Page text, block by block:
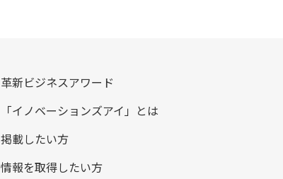
革新ビジネスアワード
「イノベーションズアイ」とは
掲載したい方
情報を取得したい方